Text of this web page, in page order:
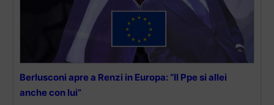
Berlusconi apre a Renzi in Europa: “Il Ppe si allei
anche con lui”